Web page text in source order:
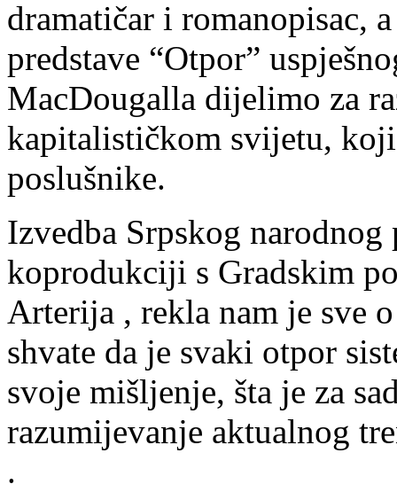
dramatičar i romanopisac,
predstave “Otpor”
MacDougalla dijelimo za
kapitalističkom svijetu,
poslušnike.
Izvedba Srpskog
koprodukciji s Gradskim
Arterija , rekla nam je sve
shvate da je svaki otpor
svoje mišljenje, šta je za
razumijevanje aktualnog
.